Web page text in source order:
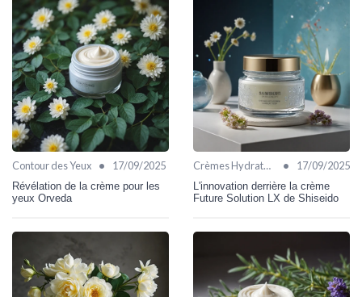
Contour des Yeux • 17/09/2025
Révélation de la crème pour les
yeux Orveda
Crèmes Hydratantes • 17/09/2025
L'innovation derrière la crème
Future Solution LX de Shiseido